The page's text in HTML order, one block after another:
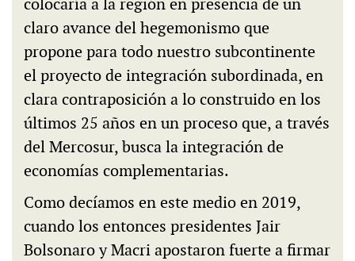
claro avance del hegemonismo que
propone para todo nuestro subcontinente
el proyecto de integración subordinada, en
clara contraposición a lo construido en los
últimos 25 años en un proceso que, a través
del Mercosur, busca la integración de
economías complementarias.
Como decíamos en este medio en 2019,
cuando los entonces presidentes Jair
Bolsonaro y Macri apostaron fuerte a firmar